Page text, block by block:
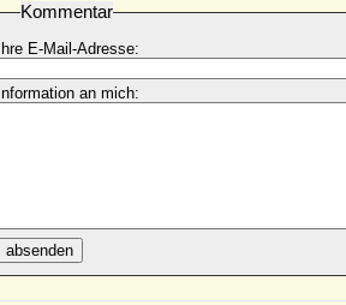
Kommentar
Ihre E-Mail-Adresse:
Information an mich:
absenden